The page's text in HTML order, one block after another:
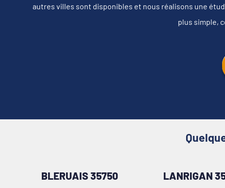
autres villes sont disponibles et nous réalisons une
plus simple,
BLERUAIS 35750 LANRIGAN